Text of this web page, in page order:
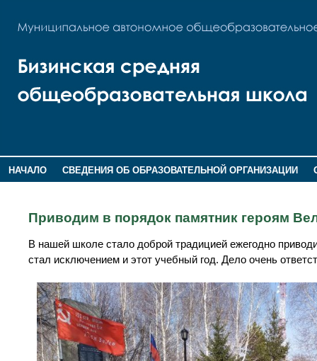
НАЧАЛО СВЕДЕНИЯ ОБ ОБРАЗОВАТЕЛЬНОЙ ОРГАНИЗАЦИИ
Приводим в порядок памятник героям
В нашей школе стало доброй традицией ежегодно
стал исключением и этот учебный год. Дело очень